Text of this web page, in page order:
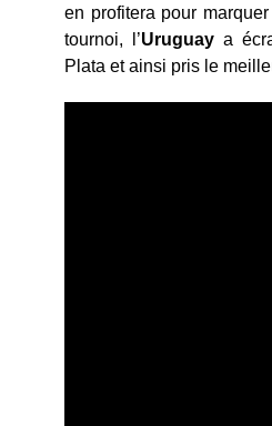
en profitera pour
tournoi, l’Uruguay a
Plata et ainsi pris le